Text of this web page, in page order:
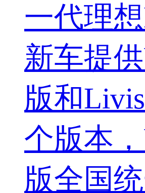
一代理想
新车提
版和
个版本
版全国